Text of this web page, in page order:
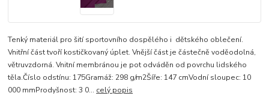
Tenký materiál pro šití sportovního dospělého i dětského oblečení.
Vnitřní část tvoří kostičkovaný úplet. Vnější část je částečně voděodolná,
větruvzdorná. Vnitní membránou je pot odváděn od povrchu lidského
těla.Číslo odstínu: 175Gramáž: 298 g/m2Šíře: 147 cmVodní sloupec: 10
000 mmProdyšnost: 3 0... celý popis